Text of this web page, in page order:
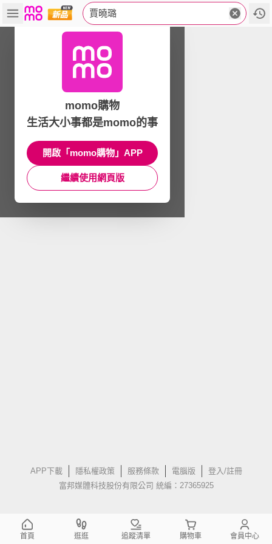
賈曉璐
APP下載 隱私權政策 服務條款 電腦版
登入/註冊
富邦媒體科技股份有限公司 統編：27365925
momo購物
生活大小事都是momo的事
開啟「momo購物」APP
繼續使用網頁版
首頁 逛逛 追蹤清單 購物車 會員中心